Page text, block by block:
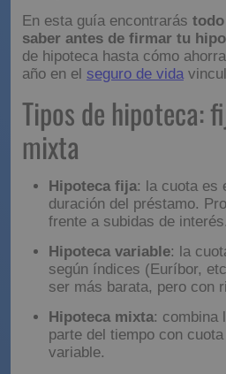
En esta guía encontrarás
saber antes de firmar tu
de hipoteca hasta cómo
año en el seguro de vida
Tipos de
variable o mixta
Hipoteca fija: la cuota es
duración del préstamo.
frente a subidas de interés.
Hipoteca variable: la
según índices (Euríbor,
ser más barata, pero con
Hipoteca mixta: combina
parte del tiempo con
variable.